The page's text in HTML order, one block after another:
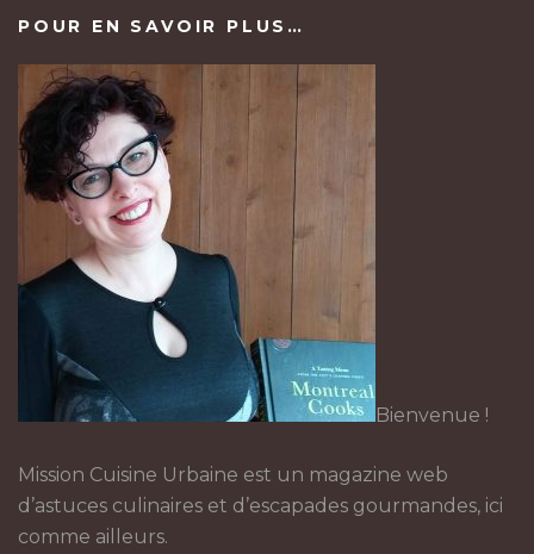
POUR EN SAVOIR PLUS…
Bienvenue !
Mission Cuisine Urbaine est un magazine web
d’astuces culinaires et d’escapades gourmandes, ici
comme ailleurs.